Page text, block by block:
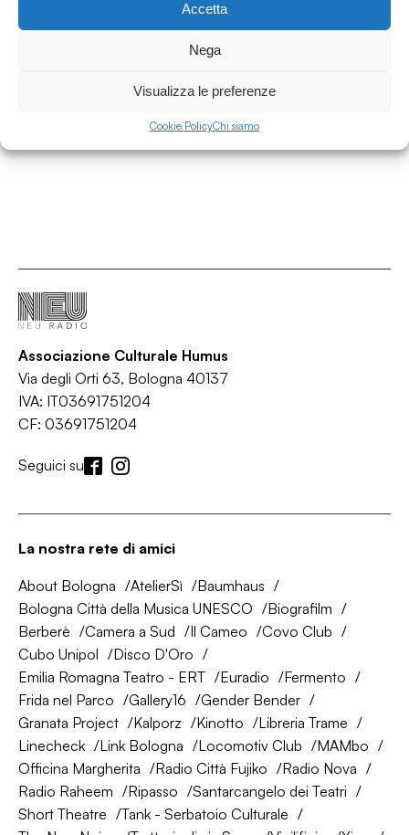
Accetta
Nega
Visualizza le preferenze
Cookie PolicyChi siamo
13.06.2026
All Tomorrow's Archive 065 w/ Laurent
Electronic/Hip Hop/Jazz
Associazione Culturale Humus
Via degli Orti 63, Bologna 40137
IVA: IT03691751204
CF: 03691751204
Seguici su
La nostra rete di amici
About Bologna AtelierSì
Baumhaus
Bologna Città della Musica UNESCO
Biografilm
Berberè
Camera a Sud Il Cameo
Covo Club
Cubo Unipol
Disco D'Oro
Emilia Romagna Teatro - ERT
Euradio
Fermento
Frida nel Parco
Gallery16
Gender Bender
Granata Project
Kalporz Kinotto
Libreria Trame
Linecheck
Link Bologna Locomotiv Club
MAMbo
Officina Margherita
Radio Città Fujiko
Radio Nova
Radio Raheem
Ripasso
Santarcangelo dei Teatri
Short Theatre
Tank - Serbatoio Culturale